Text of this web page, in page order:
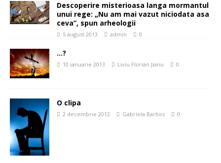
Descoperire misterioasa langa mormantul
unui rege: „Nu am mai vazut niciodata asa
ceva”, spun arheologii
5 august 2013 admin 0
…?
10 ianuarie 2013 Liviu Florian Jianu 0
O clipa
2 decembrie 2012 Gabriela Barbos 0